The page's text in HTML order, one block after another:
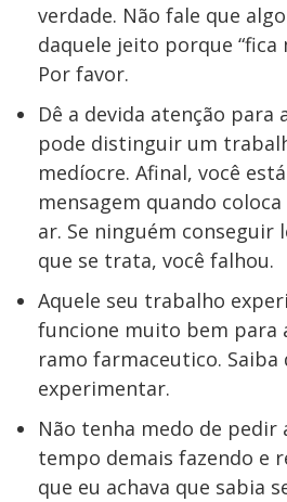
verdade. Não fale que
daquele jeito porque “fica
Por favor.
Dê a devida atenção para
pode distinguir um
medíocre. Afinal, você
mensagem quando
ar. Se ninguém conseguir
que se trata, você falhou.
Aquele seu trabalho
funcione muito bem para
ramo farmaceutico. Saiba
experimentar.
Não tenha medo de pedir
tempo demais fazendo e
que eu achava que sabia